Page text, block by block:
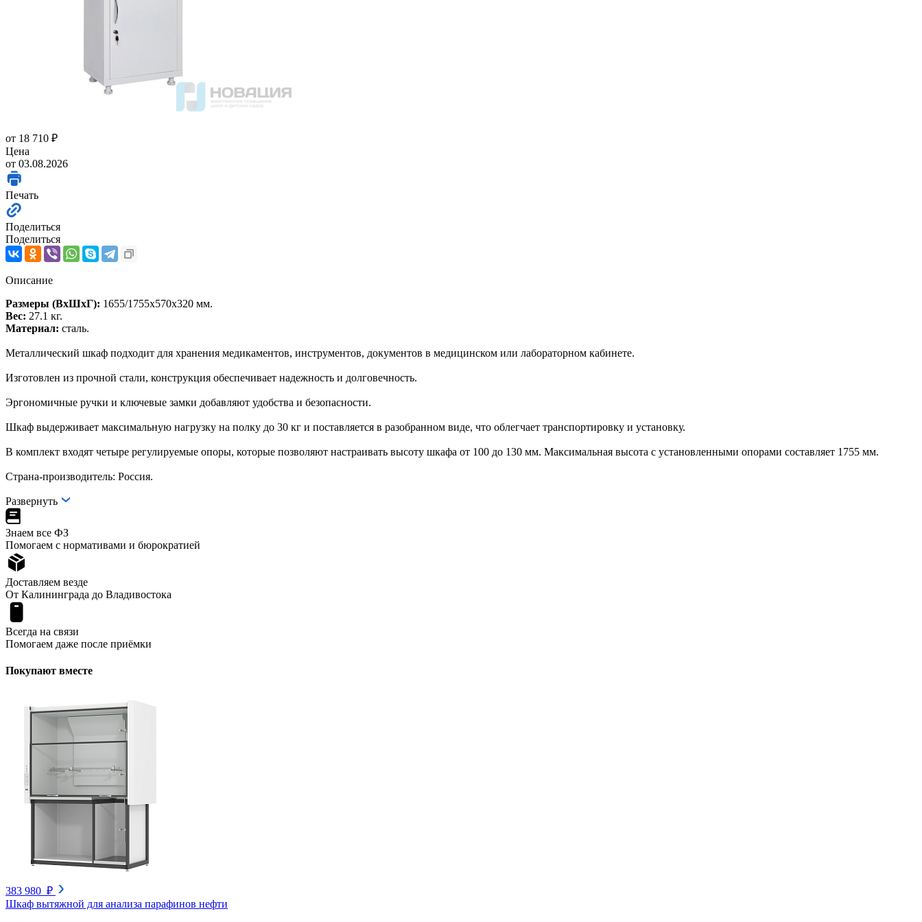
от 18 710 ₽
Цена
от 03.08.2026
Печать
Поделиться
Поделиться
Описание
Размеры (ВхШхГ): 1655/1755x570x320 мм.
Вес: 27.1 кг.
Материал: сталь.
Металлический шкаф подходит для хранения медикаментов, инструментов, документов в медицинском или лабораторном кабинете.
Изготовлен из прочной стали, конструкция обеспечивает надежность и долговечность.
Эргономичные ручки и ключевые замки добавляют удобства и безопасности.
Шкаф выдерживает максимальную нагрузку на полку до 30 кг и поставляется в разобранном виде, что облегчает транспортировку и установку.
В комплект входят четыре регулируемые опоры, которые позволяют настраивать высоту шкафа от 100 до 130 мм. Максимальная высота с установленными опорами составляет 1755 мм.
Страна-производитель: Россия.
Развернуть
Знаем все ФЗ
Помогаем с нормативами и бюрократией
Доставляем везде
От Калининграда до Владивостока
Всегда на связи
Помогаем даже после приёмки
Покупают вместе
383 980 ₽
Шкаф вытяжной для анализа парафинов нефти